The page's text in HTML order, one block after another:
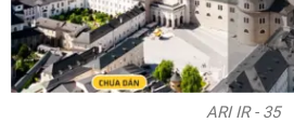
ARI IR - 35